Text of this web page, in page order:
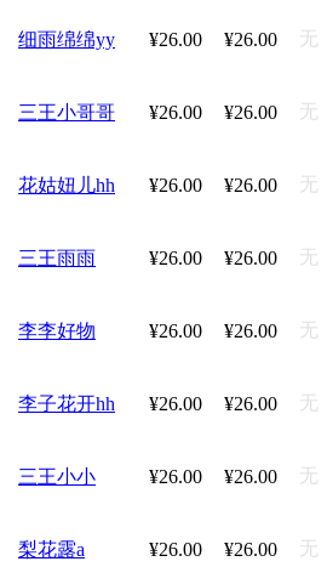
细雨绵绵yy ¥26.00 ¥26.00 无
三王小哥哥 ¥26.00 ¥26.00 无
花姑妞儿hh ¥26.00 ¥26.00 无
三王雨雨 ¥26.00 ¥26.00 无
李李好物 ¥26.00 ¥26.00 无
李子花开hh ¥26.00 ¥26.00 无
三王小小 ¥26.00 ¥26.00 无
梨花露a ¥26.00 ¥26.00 无